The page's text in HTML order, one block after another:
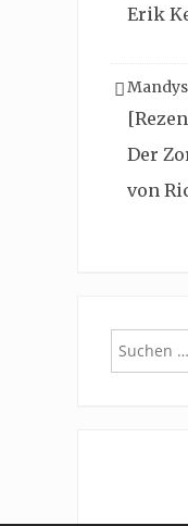
Erik
Der
von
Suchen
nach: